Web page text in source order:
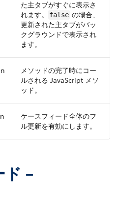
た主タブがすぐに表示さ
れます。
false の場合、
更新された主タブがバッ
クグラウンドで表示され
ます。
メソッドの完了時にコー
ルされる JavaScript メソ
ッド。
ケースフィード全体のフ
ル更新を有効にします。
–